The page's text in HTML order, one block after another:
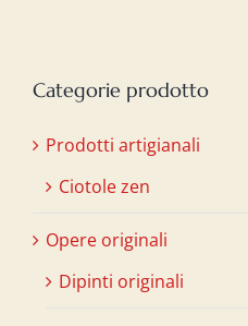
Categorie prodotto
Prodotti artigianali
Ciotole zen
Opere originali
Dipinti originali